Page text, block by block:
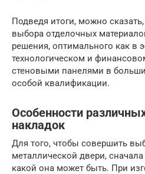
Подведя итоги, можно
выбора отделочных
решения, оптимального как в
технологическом и
стеновыми панелями в
особой квалификации.
Особенности
накладок
Для того, чтобы совершить
металлической двери,
какой она может быть. При